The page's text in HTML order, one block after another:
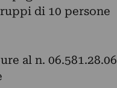
di 10 persone
al n. 06.581.28.06